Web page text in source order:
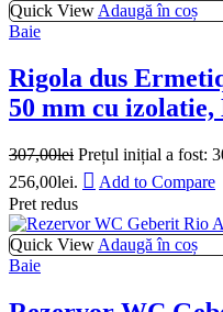
Quick View Adaugă în coș
Baie
Rigola dus
50 mm cu
307,00lei Prețul inițial a fost:
256,00lei.
Add to Compare
Pret redus
Quick View Adaugă în coș
Baie